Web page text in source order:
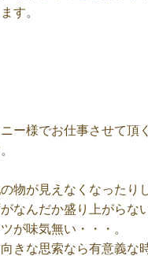
す。
ー様でお仕事させて頂
物が見えなくなったり
なんだか盛り上がらな
が味気無い・・・。
きな思索なら有意義な